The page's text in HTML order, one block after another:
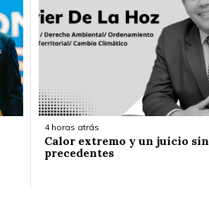
4 horas atrás
Calor extremo y un juicio sin
precedentes